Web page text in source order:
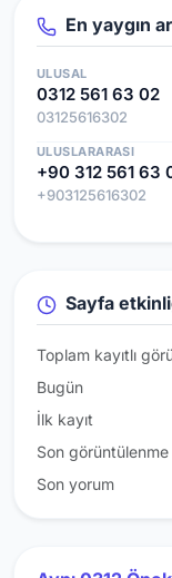
En yaygın
ULUSAL
0312 561 63 02
03125616302
ULUSLARARASI
+90 312 561 63
+903125616302
Sayfa
Toplam kayıtlı
Bugün
İlk kayıt
Son görüntülenme
Son yorum